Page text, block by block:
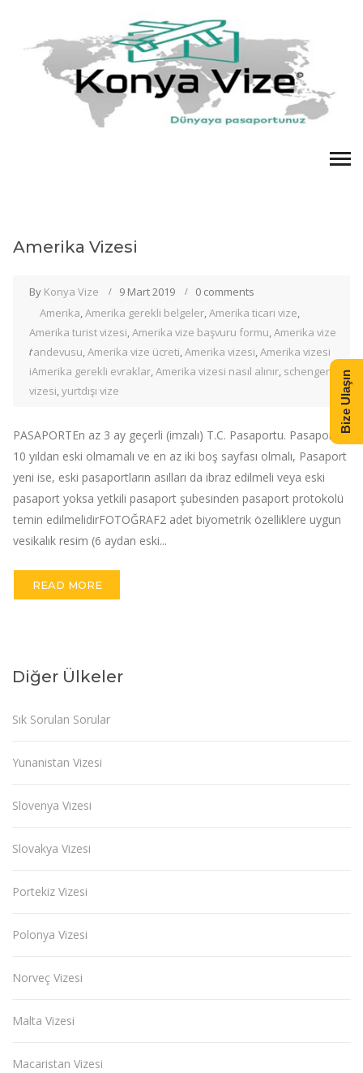
Amerika Vizesi
By Konya Vize 9 Mart 2019
0 comments
Amerika,Amerika gerekli belgeler,Amerika ticari vize,
Amerika turist vizesi,Amerika vize başvuru formu,Amerika vize
randevusu,Amerika vize ücreti,Amerika vizesi,Amerika vizesi
iAmerika gerekli evraklar,Amerika vizesi nasıl alınır, schengen
vizesi,yurtdışı vize
PASAPORTEn az 3 ay geçerli (imzalı) T.C. Pasaportu. Pasaport
10 yıldan eski olmamalı ve en az iki boş sayfası olmalı, Pasaport
yeni ise, eski pasaportların asılları da ibraz edilmeli veya eski
pasaport yoksa yetkili pasaport şubesinden pasaport protokolü
temin edilmelidirFOTOĞRAF2 adet biyometrik özelliklere uygun
vesikalık resim (6 aydan eski...
READ MORE
Diğer Ülkeler
Sık Sorulan Sorular
Yunanistan Vizesi
Slovenya Vizesi
Slovakya Vizesi
Portekiz Vizesi
Polonya Vizesi
Norveç Vizesi
Malta Vizesi
Macaristan Vizesi
Bize Ulaşın